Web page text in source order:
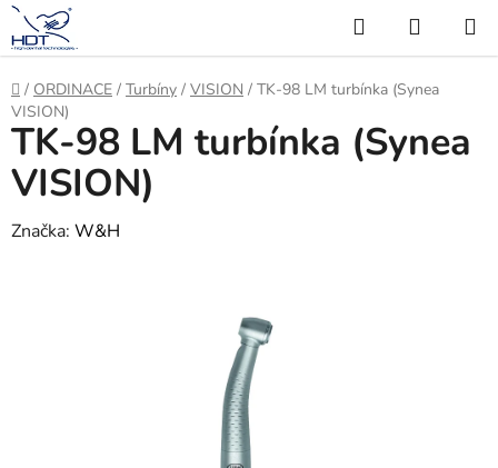
Přejít
na
obsah
Hledat
KOŠÍK
Domů
/ ORDINACE / Turbíny / VISION / TK-98 LM turbínka (Synea
VISION)
TK-98 LM turbínka (Synea
VISION)
Značka: W&H